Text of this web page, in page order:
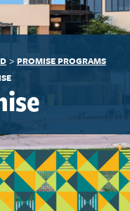
> PROMISE PROGRAMS